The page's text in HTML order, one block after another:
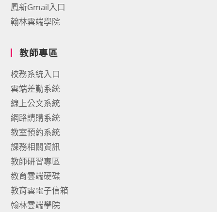
鳳新Gmail入口
翰林雲端學院
教師專區
校務系統入口
雲端差勤系統
線上公文系統
網路請購系統
教室預約系統
課務相關資訊
教師研習專區
教育雲端硬碟
教育雲電子信箱
翰林雲端學院